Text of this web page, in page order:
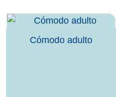
Cómodo adulto